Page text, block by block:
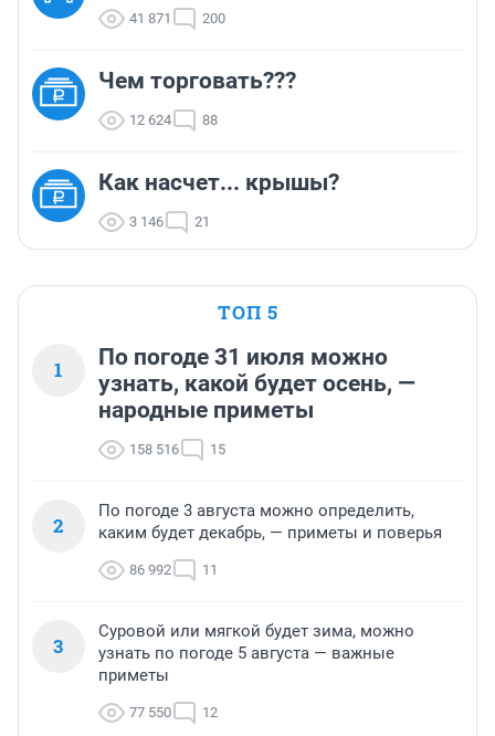
41 871 200
Чем торговать???
12 624 88
Как насчет... крышы?
3 146 21
ТОП 5
1
По погоде 31 июля можно
узнать, какой будет осень, —
народные приметы
158 516 15
2
По погоде 3 августа можно определить,
каким будет декабрь, — приметы и поверья
86 992 11
3
Суровой или мягкой будет зима, можно
узнать по погоде 5 августа — важные
приметы
77 550 12